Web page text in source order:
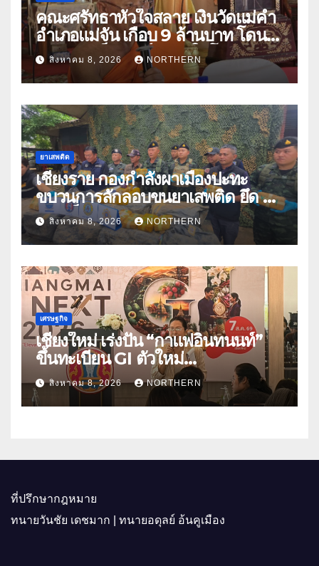
คณะศรัทธาหัวใจสลาย เงินวัดแม่คำ
อำเภอแม่จัน เกือบ 9 ล้านบาท โดน
แก๊งคอลเซ็นเตอร์หลอกให้โอนข้าม
ปีกว่า 66 บัญชี
สิงหาคม 8, 2026 NORTHERN
ยาเสพติด
เชียงราย กองกำลังผาเมืองปะทะ
ขบวนการลักลอบขนยาเสพติด ยึด 2
ล้านเม็ด
สิงหาคม 8, 2026 NORTHERN
เศรษฐกิจ
เชียงใหม่ เร่งปั้น “กาแฟอินทนนท์”
ขึ้นทะเบียน GI ตัวใหม่
“CHIANGMAI GI NEXT 2026”
ติดอาวุธผู้ประกอบการ 100 ราย ดัน
สินค้าอัตลักษณ์สู่ตลาดพรีเมียม
สิงหาคม 8, 2026 NORTHERN
ที่ปรึกษากฎหมาย
ทนายวันชัย เดชมาก | ทนายอดุลย์ อ้นคูเมือง